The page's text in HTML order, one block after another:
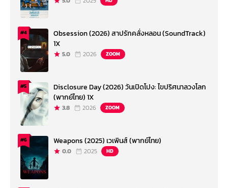
#4
Obsession (2026) สาปรักคลั่งหลอน (SoundTrack)
1X
5.0 2026 ZOOM
#5
Disclosure Day (2026) วันเปิดโปง: ไขปริศนาลวงโลก
(พากย์ไทย) 1X
3.8 2026 ZOOM
#6 Weapons (2025) เวเพินส์ (พากย์ไทย)
0.0 2025 HD